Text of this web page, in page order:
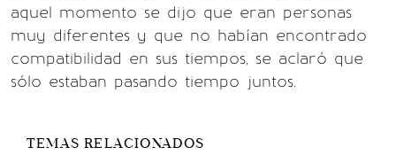
aquel momento se dijo que eran personas
muy diferentes y que no habían encontrado
compatibilidad en sus tiempos, se aclaró que
sólo estaban pasando tiempo juntos.
TEMAS RELACIONADOS